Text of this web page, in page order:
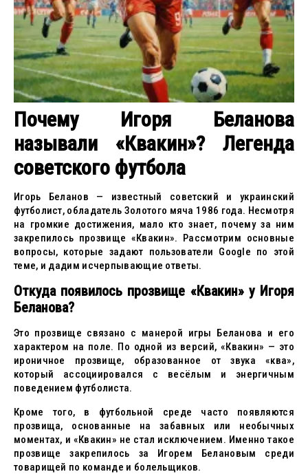
Почему Игоря Беланова
называли «Квакин»? Легенда
советского футбола
Игорь Беланов — известный советский и украинский
футболист, обладатель Золотого мяча 1986 года. Несмотря
на громкие достижения, мало кто знает, почему за ним
закрепилось прозвище «Квакин». Рассмотрим основные
вопросы, которые задают пользователи Google по этой
теме, и дадим исчерпывающие ответы.
Откуда появилось прозвище «Квакин» у Игоря
Беланова?
Это прозвище связано с манерой игры Беланова и его
характером на поле. По одной из версий, «Квакин» — это
ироничное прозвище, образованное от звука «ква»,
который ассоциировался с весёлым и энергичным
поведением футболиста.
Кроме того, в футбольной среде часто появляются
прозвища, основанные на забавных или необычных
моментах, и «Квакин» не стал исключением. Именно такое
прозвище закрепилось за Игорем Белановым среди
товарищей по команде и болельщиков.